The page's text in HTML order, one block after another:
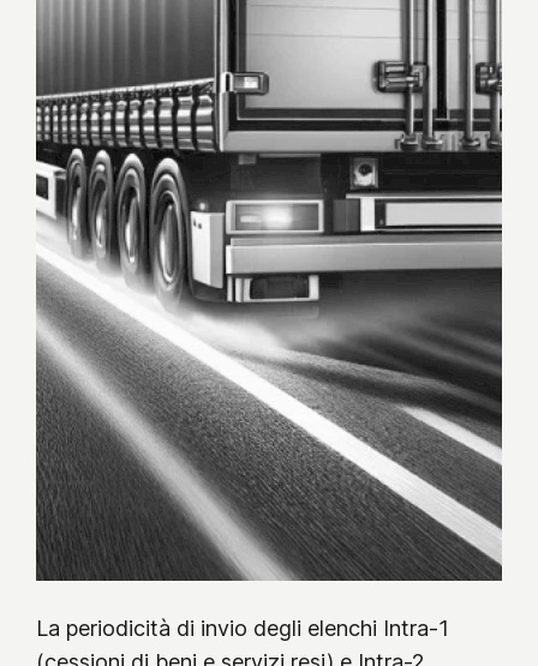
La periodicità di invio degli elenchi Intra-1